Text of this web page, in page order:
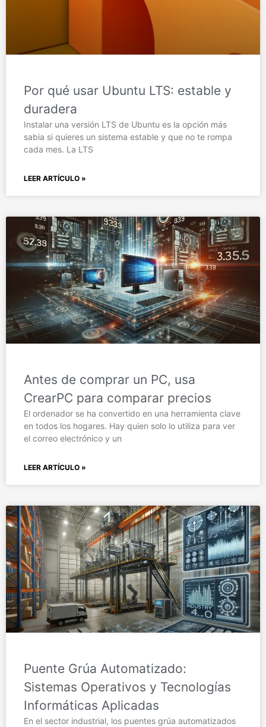
Por qué usar Ubuntu LTS: estable y
duradera
Instalar una versión LTS de Ubuntu es la opción más
sabia si quieres un sistema estable y que no te rompa
cada mes. La LTS
LEER ARTÍCULO »
Antes de comprar un PC, usa
CrearPC para comparar precios
El ordenador se ha convertido en una herramienta clave
en todos los hogares. Hay quien solo lo utiliza para ver
el correo electrónico y un
LEER ARTÍCULO »
Puente Grúa Automatizado:
Sistemas Operativos y Tecnologías
Informáticas Aplicadas
En el sector industrial, los puentes grúa automatizados